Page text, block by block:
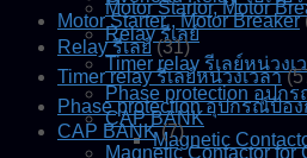
Motor Startor, Motor
Relay รีเลย์
Timer relay รีเลย์หน่วงเ
Phase protection อุปก
CAP BANK
Magnetic
Motor Starter , Motor Breaker
Relay รีเลย์ (31)
Timer relay รีเลย์หน่วงเวลา
Phase protection อุปกรณ์ป้อ
CAP BANK (7)
Magnetic Contactor for